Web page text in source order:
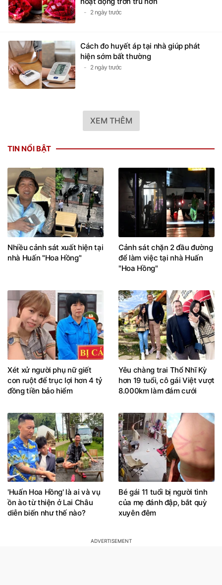
2 ngày trước
Cách đo huyết áp tại nhà giúp phát
hiện sớm bất thường
2 ngày trước
XEM THÊM
TIN NỔI BẬT
Nhiều cảnh sát xuất hiện tại
nhà Huấn "Hoa Hồng"
Cảnh sát chặn 2 đầu đường
để làm việc tại nhà Huấn
"Hoa Hồng"
Xét xử người phụ nữ giết
con ruột để trục lợi hơn 4 tỷ
đồng tiền bảo hiểm
Yêu chàng trai Thổ Nhĩ Kỳ
hơn 19 tuổi, cô gái Việt vượt
8.000km làm đám cưới
'Huấn Hoa Hồng' là ai và vụ
ồn ào từ thiện ở Lai Châu
diễn biến như thế nào?
Bé gái 11 tuổi bị người tình
của mẹ đánh đập, bắt quỳ
xuyên đêm